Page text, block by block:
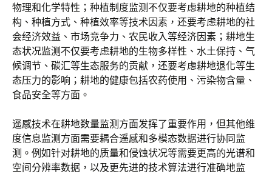
物理和化学特性；种植制度监测不仅要考虑耕地的种植结
构、种植方式、种植效率等技术因素，还要考虑耕地的社
会经济效益、市场竞争力、农民收入等经济因素；耕地生
态状况监测不仅要考虑耕地的生物多样性、水土保持、气
候调节、碳汇等生态服务的贡献，还要考虑耕地退化等生
态压力的影响；耕地的健康包括农药使用、污染物含量、
食品安全等方面。
遥感技术在耕地数量监测方面发挥了重要作用，但其他维
度信息监测方面需要耦合遥感和多模态数据进行协同监
测。例如针对耕地的质量和侵蚀状况等需要更高的光谱和
空间分辨率数据，以及更先进的技术算法进行准确地监